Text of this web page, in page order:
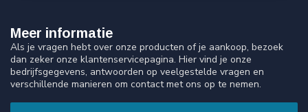
Meer informatie
Als je vragen hebt over onze producten of je aankoop, bezoek
dan zeker onze klantenservicepagina. Hier vind je onze
bedrijfsgegevens, antwoorden op veelgestelde vragen en
verschillende manieren om contact met ons op te nemen.